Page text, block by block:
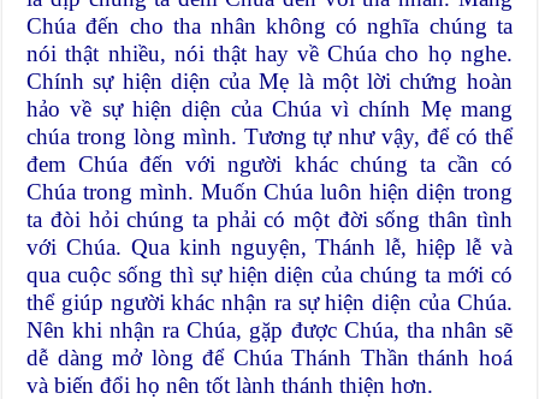
Chúa đến cho tha nhân không có nghĩa chúng ta
nói thật nhiều, nói thật hay về Chúa cho họ nghe.
Chính sự hiện diện của Mẹ là một lời chứng hoàn
hảo về sự hiện diện của Chúa vì chính Mẹ mang
chúa trong lòng mình. Tương tự như vậy, để có thể
đem Chúa đến với người khác chúng ta cần có
Chúa trong mình. Muốn Chúa luôn hiện diện trong
ta đòi hỏi chúng ta phải có một đời sống thân tình
với Chúa. Qua kinh nguyện, Thánh lễ, hiệp lễ và
qua cuộc sống thì sự hiện diện của chúng ta mới có
thể giúp người khác nhận ra sự hiện diện của Chúa.
Nên khi nhận ra Chúa, gặp được Chúa, tha nhân sẽ
dễ dàng mở lòng để Chúa Thánh Thần thánh hoá
và biến đổi họ nên tốt lành thánh thiện hơn.